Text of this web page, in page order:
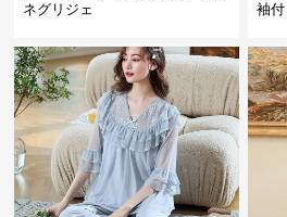
ネグリジェ
袖